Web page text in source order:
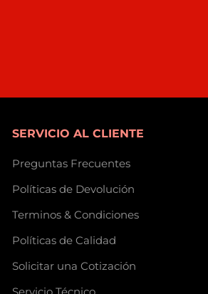
SERVICIO AL CLIENTE
Preguntas Frecuentes
Políticas de Devolución
Terminos & Condiciones
Políticas de Calidad
Solicitar una Cotización